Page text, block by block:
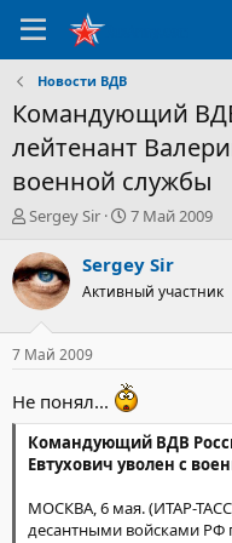
Новости ВДВ
Командующий
лейтенант
военной службы
А
т
о
р
е
м
Sergey Sir
Д
т
а
н
л
а
7 Май 2009
Sergey Sir
Активный участник
7 Май 2009
Не понял...
Командующий ВДВ
Евтухович уволен с
МОСКВА, 6 мая. (ИТАР-
десантными войсками РФ